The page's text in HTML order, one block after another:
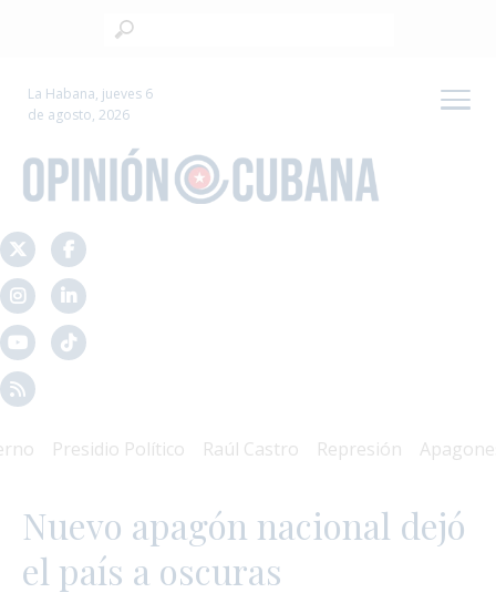
La Habana, jueves 6
de agosto, 2026
Presidio Político Raúl Castro Represión Apagones
Nuevo apagón nacional dejó
el país a oscuras